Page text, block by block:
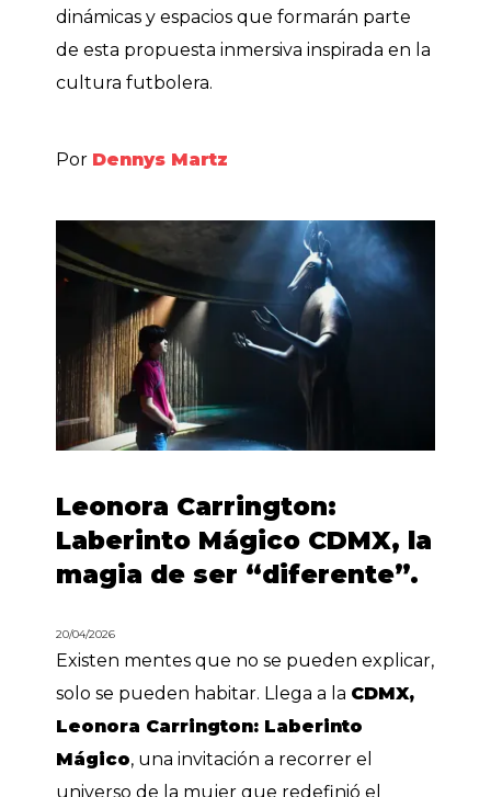
dinámicas y espacios que formarán parte
de esta propuesta inmersiva inspirada en la
cultura futbolera.
Por Dennys Martz
Leonora Carrington:
Laberinto Mágico CDMX, la
magia de ser “diferente”.
20/04/2026
Existen mentes que no se pueden explicar,
solo se pueden habitar. Llega a la CDMX,
Leonora Carrington: Laberinto
Mágico, una invitación a recorrer el
universo de la mujer que redefinió el